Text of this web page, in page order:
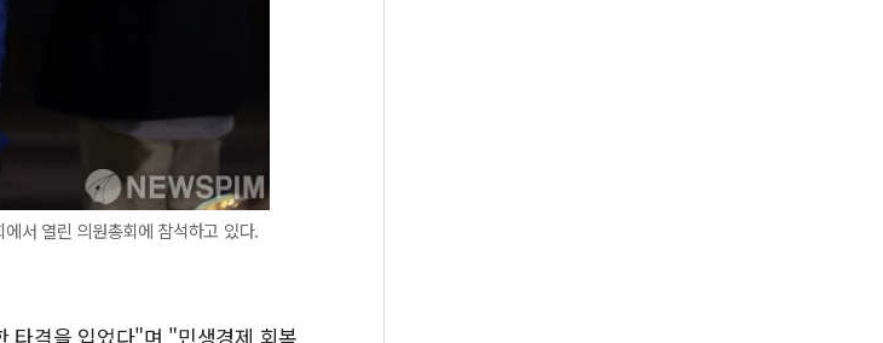
서 열린 의원총회에 참석하고 있다.
타격을 입었다"며 "민생경제 회복